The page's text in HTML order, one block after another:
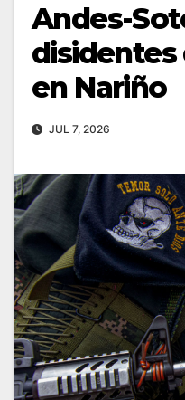
Andes-
disidentes
en Nariño
JUL 7, 2026